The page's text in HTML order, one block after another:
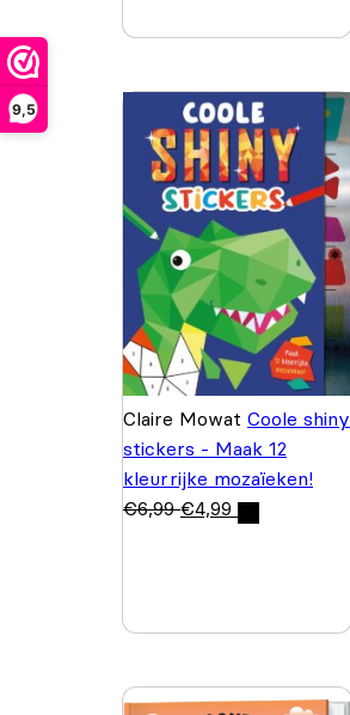
9,5
Claire Mowat Coole shiny
stickers - Maak 12
kleurrijke mozaïeken!
€6,99 €4,99